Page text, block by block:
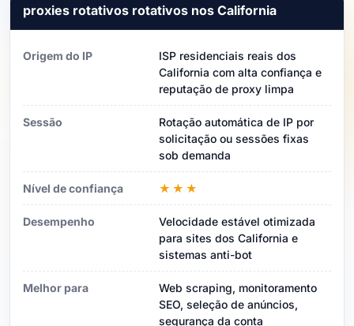
proxies rotativos rotativos nos California
Origem do IP
ISP residenciais reais dos
California com alta confiança e
reputação de proxy limpa
Sessão
Rotação automática de IP por
solicitação ou sessões fixas
sob demanda
Nível de confiança ★★★
Desempenho
Velocidade estável otimizada
para sites dos California e
sistemas anti-bot
Melhor para
Web scraping, monitoramento
SEO, seleção de anúncios,
segurança da conta